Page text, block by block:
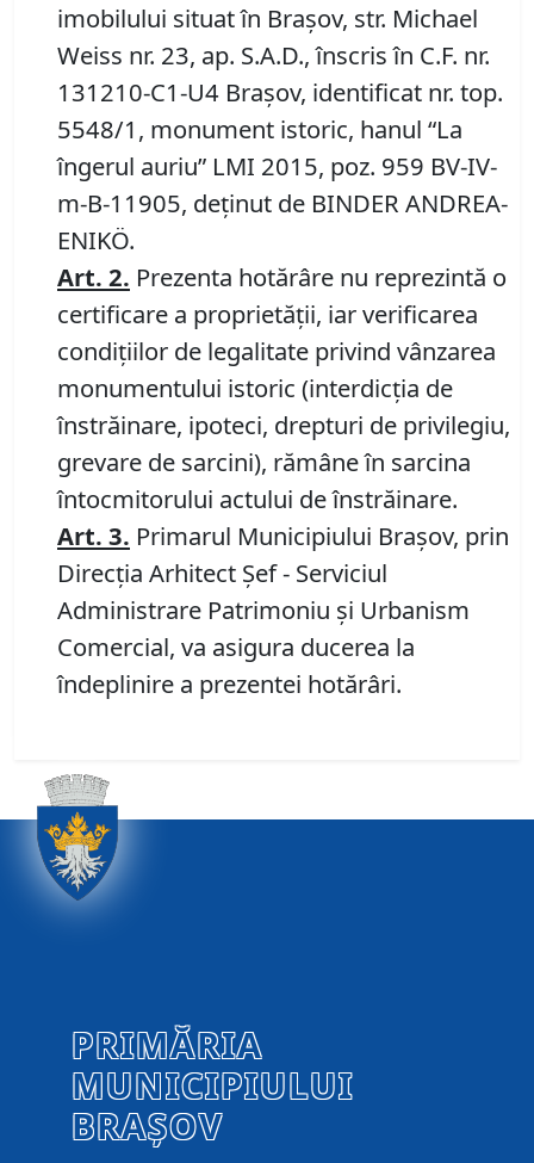
imobilului situat în Braşov, str. Michael
Weiss nr. 23, ap. S.A.D., înscris în C.F. nr.
131210-C1-U4 Braşov, identificat nr. top.
5548/1, monument istoric, hanul “La
îngerul auriu” LMI 2015, poz. 959 BV-IV-
m-B-11905, deţinut de BINDER ANDREA-
ENIKÖ.
Art. 2. Prezenta hotărâre nu reprezintă o
certificare a proprietăţii, iar verificarea
condiţiilor de legalitate privind vânzarea
monumentului istoric (interdicţia de
înstrăinare, ipoteci, drepturi de privilegiu,
grevare de sarcini), rămâne în sarcina
întocmitorului actului de înstrăinare.
Art. 3. Primarul Municipiului Braşov, prin
Direcția Arhitect Șef - Serviciul
Administrare Patrimoniu şi Urbanism
Comercial, va asigura ducerea la
îndeplinire a prezentei hotărâri.
PRIMĂRIA
MUNICIPIULUI
BRAȘOV